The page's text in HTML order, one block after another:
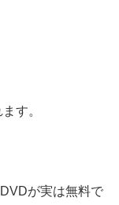
す。
が実は無料で